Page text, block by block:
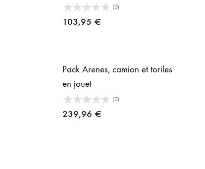
(0)
103,95 €
Pack Arenes, camion et toriles
en jouet
(0)
239,96 €